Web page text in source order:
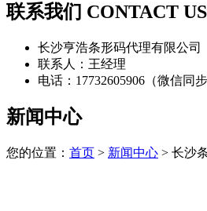
联系我们 CONTACT US
长沙亨浩条形码代理有限公司
联系人：王经理
电话：17732605906（微信同步
新闻中心
您的位置： 首页 > 新闻中心 > 长沙